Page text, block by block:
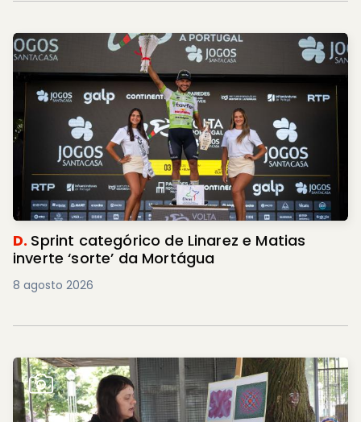
D. Sprint categórico de Linarez e Matias
inverte ‘sorte’ da Mortágua
8 agosto 2026